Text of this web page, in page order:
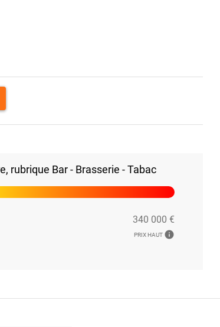
rubrique Bar - Brasserie - Tabac
340 000 €
PRIX HAUT info